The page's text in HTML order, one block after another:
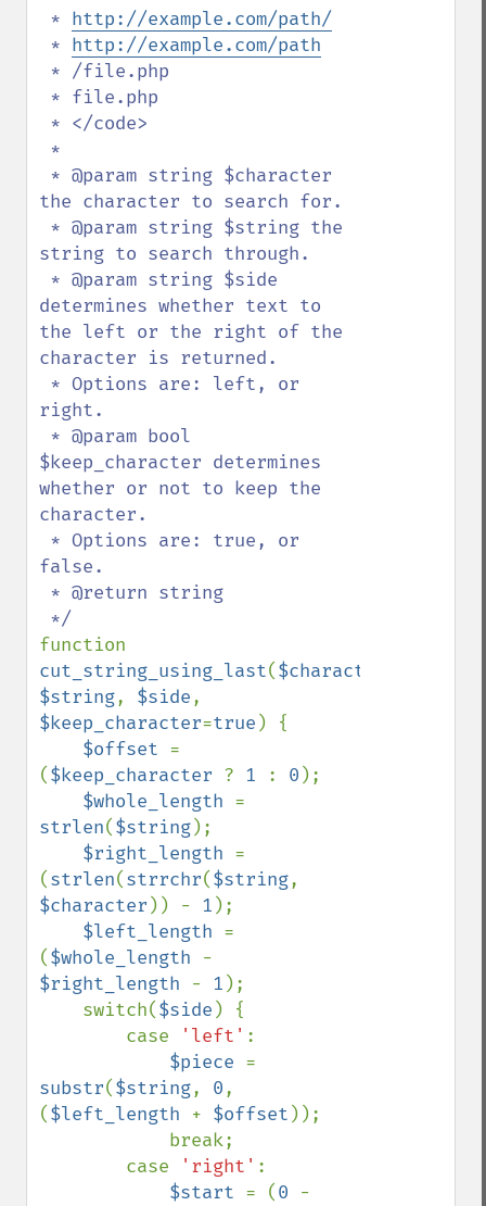
* http://example.com/path/
* http://example.com/path
the character to search for.
string to search through.
determines whether text to
the left or the right of the
character is returned.
right.
$keep_character determines
whether or not to keep the
character.
false.
cut_string_using_last($character
$string, $side
$keep_character=true ) {
$offset =
($keep_character ? 1 : 0 );
$whole_length
strlen($string);
$right_length =
(strlen(strrchr($string
$character )) - 1 );
$left_length =
($whole_length
$right_length - 1 );
    switch(
$side ) {
        case
'left' :
$piece
substr($string, 0,
($left_length + $offset ));
        case
'right' :
$start = (0 -